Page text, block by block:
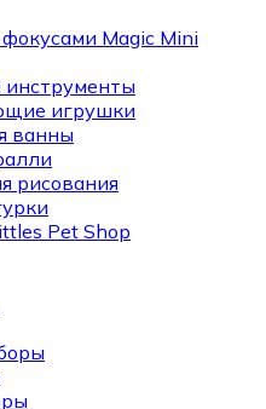
Magic Mini
игрушки
ванны
рисования
Pet Shop